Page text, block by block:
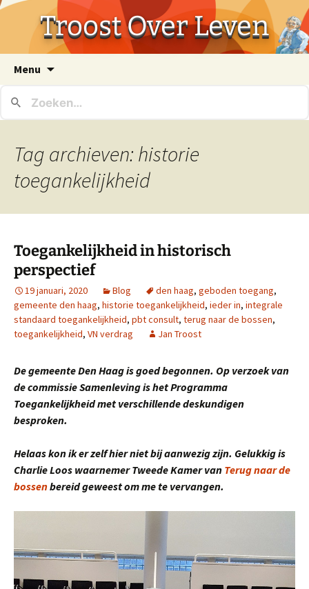
Troost Over Leven
Menu
inhoud
Tag archieven: historie
toegankelijkheid
Toegankelijkheid in historisch
perspectief
19 januari, 2020 Blog den haag, geboden toegang,
gemeente den haag, historie toegankelijkheid, ieder in, integrale
standaard toegankelijkheid, pbt consult, terug naar de bossen,
toegankelijkheid, VN verdrag Jan Troost
De gemeente Den Haag is goed begonnen. Op verzoek van
de commissie Samenleving is het Programma
Toegankelijkheid met verschillende deskundigen
besproken.
Helaas kon ik er zelf hier niet bij aanwezig zijn. Gelukkig is
Charlie Loos waarnemer Tweede Kamer van Terug naar de
bossenbereid geweest om me te vervangen.